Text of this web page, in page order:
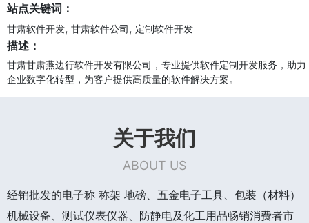
站点关键词：
甘肃软件开发, 甘肃软件公司, 定制软件开发
描述：
甘肃甘肃燕边行软件开发有限公司，专业提供软件定制开发服务，助力
企业数字化转型，为客户提供高质量的软件解决方案。
关于我们
ABOUT US
经销批发的电子称 称架 地磅、五金电子工具、包装（材料）
机械设备、测试仪表仪器、防静电及化工用品畅销消费者市